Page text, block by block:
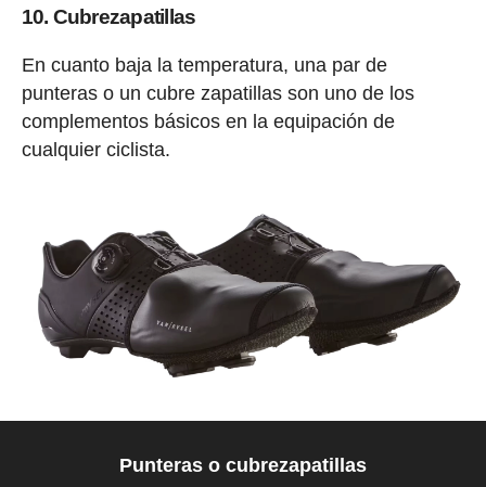
10. Cubrezapatillas
En cuanto baja la temperatura, una par de
punteras o un cubre zapatillas son uno de los
complementos básicos en la equipación de
cualquier ciclista.
Punteras o cubrezapatillas